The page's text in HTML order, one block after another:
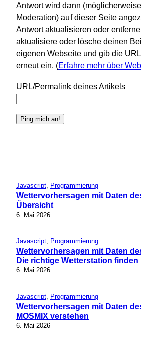
Antwort wird dann
Moderation) auf dieser Seite
Antwort aktualisieren oder
aktualisiere oder lösche deinen
eigenen Webseite und gib die
erneut ein. (Erfahre mehr über
URL/Permalink deines Artikels
Javascript, Programmierung
Wettervorhersagen mit Daten
Übersicht
6. Mai 2026
Javascript, Programmierung
Wettervorhersagen mit Daten
Die richtige Wetterstation finden
6. Mai 2026
Javascript, Programmierung
Wettervorhersagen mit Daten
MOSMIX verstehen
6. Mai 2026